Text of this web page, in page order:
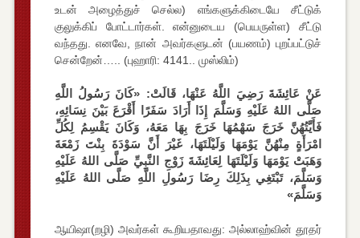
உடன் அழைத்துச் செல்ல) எங்களுக்கிடையே சீட்டுக்
குலுக்கிப் போட்டார்கள். என்னுடைய (பெயருள்ள) சீட்டு
வந்தது. எனவே, நான் அவர்களுடன் (பயணம்) புறப்பட்டுச்
சென்றேன்….. (புஹாரி: 4141.. முஸ்லிம்)
عَنْ عَائِشَةَ رَضِيَ اللَّهُ عَنْهَا، قَالَتْ: «كَانَ رَسُولُ اللَّهِ
صَلَّى اللهُ عَلَيْهِ وَسَلَّمَ إِذَا أَرَادَ سَفَرًا أَقْرَعَ بَيْنَ نِسَائِهِ،
فَأَيَّتُهُنَّ خَرَجَ سَهْمُهَا خَرَجَ بِهَا مَعَهُ، وَكَانَ يَقْسِمُ لِكُلِّ
امْرَأَةٍ مِنْهُنَّ يَوْمَهَا وَلَيْلَتَهَا، غَيْرَ أَنَّ سَوْدَةَ بِنْتَ زَمْعَةَ
وَهَبَتْ يَوْمَهَا وَلَيْلَتَهَا لِعَائِشَةَ زَوْجِ النَّبِيِّ صَلَّى اللهُ عَلَيْهِ
وَسَلَّمَ، تَبْتَغِي بِذَلِكَ رِضَا رَسُولِ اللَّهِ صَلَّى اللهُ عَلَيْهِ
وَسَلَّمَ»
ஆயிஷா(றழி) அவர்கள் கூறியதாவது: அல்லாஹ்வின் தூதர்